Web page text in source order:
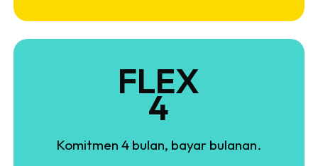
FLEX
4
Komitmen 4 bulan, bayar bulanan.